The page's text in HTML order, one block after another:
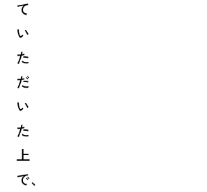
て
い
た
だ
い
た
上
で、